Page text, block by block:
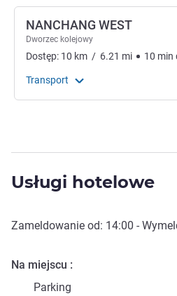
NANCHANG WEST
Dworzec kolejowy
Dostęp: 10 km / 6.21 mi 10 min
Transport
Usługi hotelowe
Zameldowanie od: 14:00 -
Na miejscu
Parking